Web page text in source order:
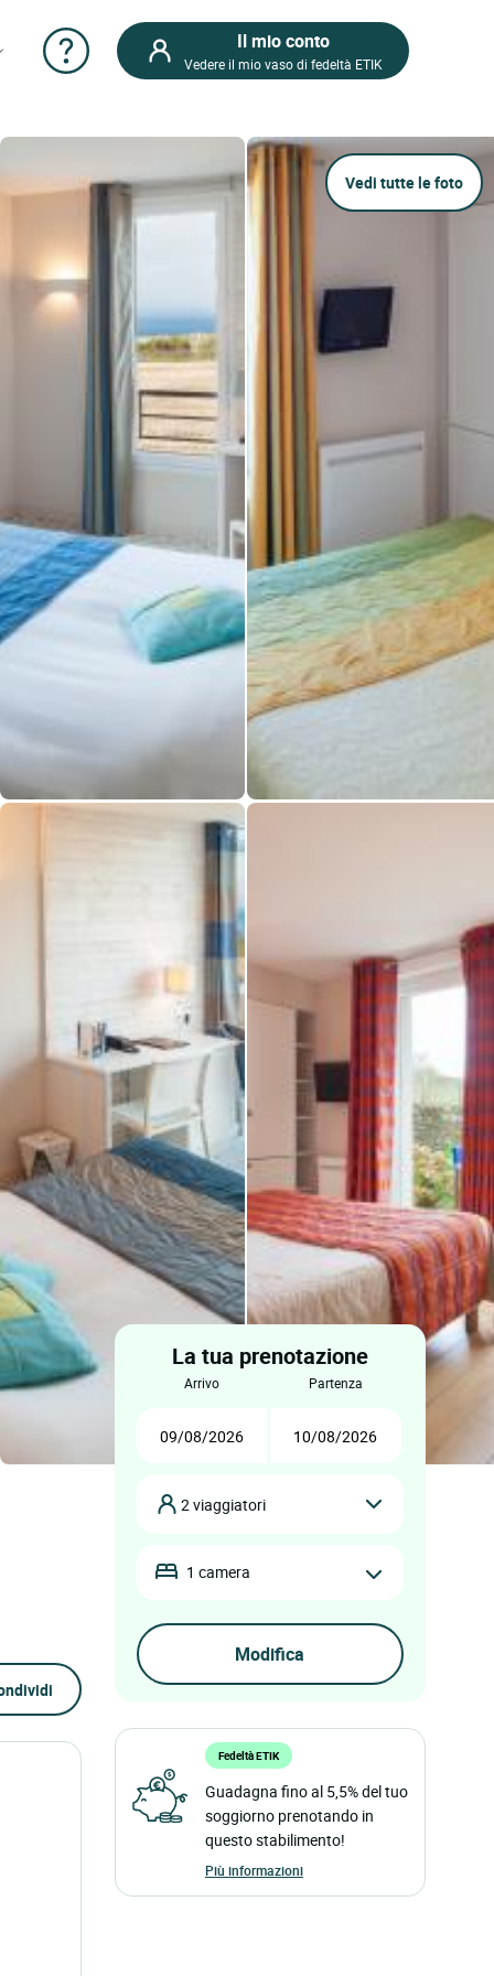
Il mio conto
Vedere il mio vaso di fedeltà ETIK
Vedi tutte le foto
La tua prenotazione
arrivo partenza
2 viaggiatori
1 camera
Fedeltà ETIK
Guadagna fino al 5,5% del tuo
soggiorno prenotando in
questo stabilimento!
Più informazioni